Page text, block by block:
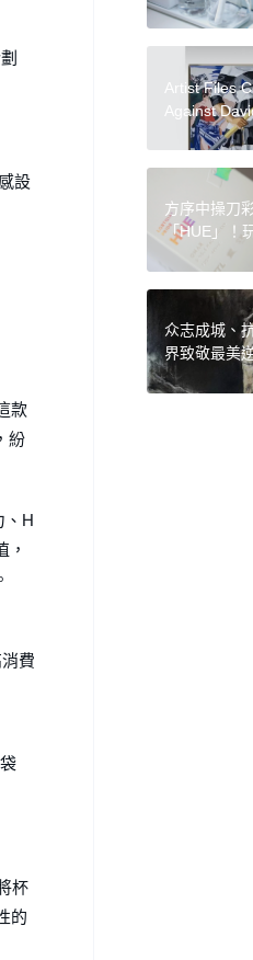
設
款
紛
、H
，
費
杯
的
上市！ 極簡
Artist Files
Against
Painting
方序中操刀
「HUE」！
耀霓虹，呈
的多元共好
众志成城、
界致敬最美